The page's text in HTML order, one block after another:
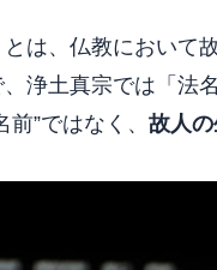
は、仏教において
浄土真宗では「法
”ではなく、 故人